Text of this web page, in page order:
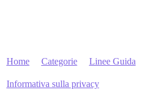
Home Categorie Linee Guida
Informativa sulla privacy